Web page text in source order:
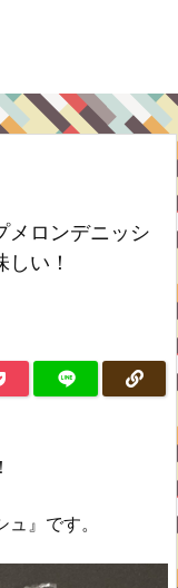
メロンデニッシ
い！
』です。